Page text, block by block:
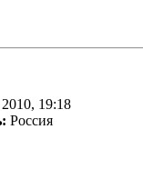
19:18
Россия